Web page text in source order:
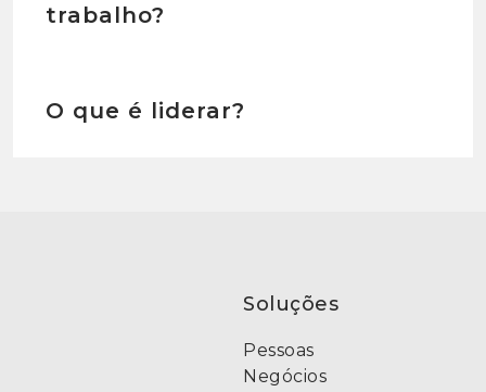
trabalho?
O que é liderar?
Soluções
Pessoas
Negócios